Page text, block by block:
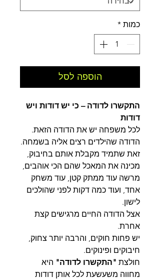
כמות *
הוספה לסל
התקשרו לדודה – כי יש דודות ויש
דודות
לכל משפחה יש את הדודה הזאת.
הדודה שהילדים רצים אליה בשמחה.
זאת שתמיד מקבלת אותם בחיבוק,
מכינה את המאכל שהם הכי אוהבים,
מרשה עוד ממתק קטן, עוד משחק
אחד, ועוד כמה דקות לפני שהולכים
לישון.
אצל הדודה החיים מרגישים קצת
אחרת.
יש פחות חוקים, והרבה יותר צחוק,
חיבוקים ופינוקים.
חולצת "התקשרו לדודה" היא
מחווה משעשעת לכל אותן דודות